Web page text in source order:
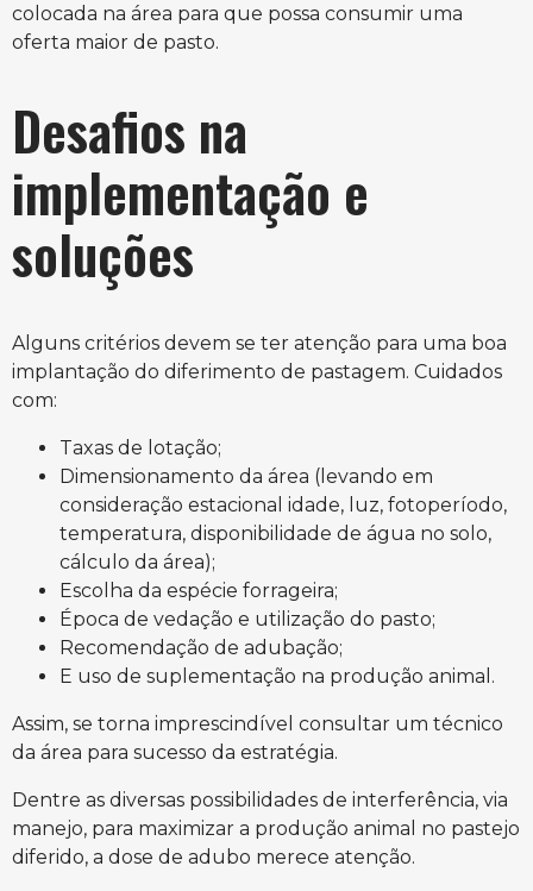
colocada na área para que possa consumir uma
oferta maior de pasto.
Desafios na
implementação e
soluções
Alguns critérios devem se ter atenção para uma boa
implantação do diferimento de pastagem. Cuidados
com:
Taxas de lotação;
Dimensionamento da área (levando em
consideração estacional idade, luz, fotoperíodo,
temperatura, disponibilidade de água no solo,
cálculo da área);
Escolha da espécie forrageira;
Época de vedação e utilização do pasto;
Recomendação de adubação;
E uso de suplementação na produção animal.
Assim, se torna imprescindível consultar um técnico
da área para sucesso da estratégia.
Dentre as diversas possibilidades de interferência, via
manejo, para maximizar a produção animal no pastejo
diferido, a dose de adubo merece atenção.